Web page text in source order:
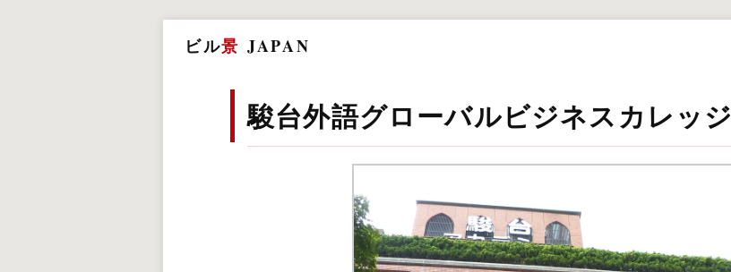
ビル景 JAPAN
駿台外語グローバルビジネスカレッジ